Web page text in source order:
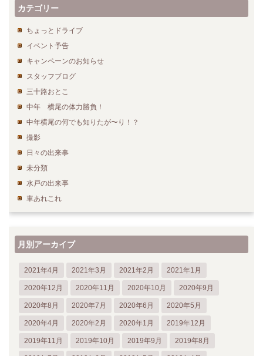
カテゴリー
ちょっとドライブ
イベント予告
キャンペーンのお知らせ
スタッフブログ
三十路おとこ
中年 横尾の体力勝負！
中年横尾の何でも知りたが〜り！？
撮影
日々の出来事
未分類
水戸の出来事
車あれこれ
月別アーカイブ
2021年4月 2021年3月 2021年2月 2021年1月
2020年12月 2020年11月 2020年10月 2020年9月
2020年8月 2020年7月 2020年6月 2020年5月
2020年4月 2020年2月 2020年1月 2019年12月
2019年11月 2019年10月 2019年9月 2019年8月